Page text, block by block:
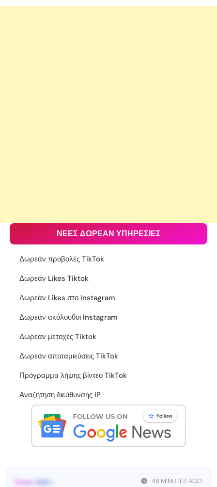
ΝΕΕΣ ΔΩΡΕΑΝ ΥΠΗΡΕΣΙΕΣ
Δωρεάν προβολές TikTok
Δωρεάν Likes Tiktok
Δωρεάν Likes στο Instagram
Δωρεάν ακόλουθοι Instagram
Δωρεάν μετοχές Tiktok
Δωρεάν αποταμιεύσεις TikTok
Πρόγραμμα λήψης βίντεο TikTok
Αναζήτηση διεύθυνσης IP
46 MINUTES AGO
From: SHE••